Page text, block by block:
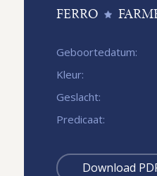
FERRO
Geboortedatum:
Kleur:
Geslacht:
Predicaat:
Download